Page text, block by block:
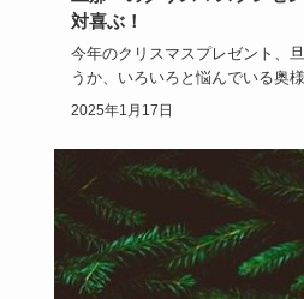
対喜ぶ！
今年のクリスマスプレゼント、
うか、いろいろと悩んでいる奥
りある安い予算…
2025年1月17日